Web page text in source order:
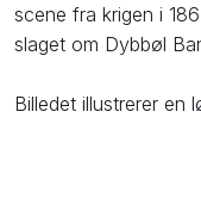
scene fra krigen i
slaget om Dybbøl
Billedet illustrerer